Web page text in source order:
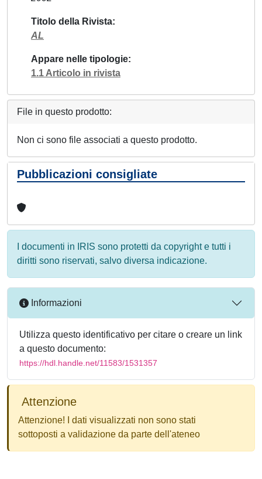
Titolo della Rivista
AL
Appare nelle tipologie
1.1 Articolo in rivista
File in questo prodotto:
Non ci sono file associati a questo prodotto.
Pubblicazioni consigliate
I documenti in IRIS sono protetti da copyright e tutti i
diritti sono riservati, salvo diversa indicazione.
Informazioni
Utilizza questo identificativo per citare o creare un link
a questo documento:
https://hdl.handle.net/11583/1531357
Attenzione
Attenzione! I dati visualizzati non sono stati
sottoposti a validazione da parte dell'ateneo